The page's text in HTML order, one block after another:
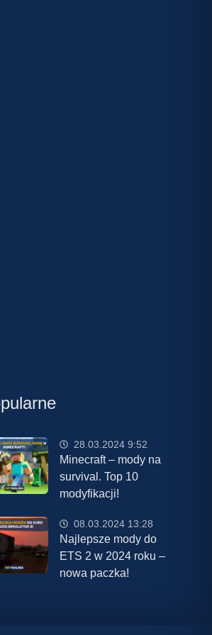
28.03.2024 9:52
Minecraft – mody na
survival. Top 10
modyfikacji!
08.03.2024 13:28
Najlepsze mody do
ETS 2 w 2024 roku –
nowa paczka!